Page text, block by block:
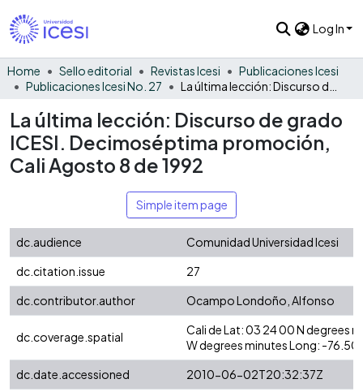
Log In
Home Sello editorial Revistas Icesi
Publicaciones Icesi
Publicaciones Icesi No. 27
La última lección: Discurso de grado
ICESI. Decimoséptima promoción,
Cali Agosto 8 de 1992
Simple item page
dc.audience
Comunidad Universidad Icesi
dc.citation.issue
27
dc.contributor.author
Ocampo Londoño, Alfonso
dc.coverage.spatial
Cali de Lat: 03 24 00 N degrees
W degrees minutes Long: -
dc.date.accessioned
2010-06-02T20:32:37Z